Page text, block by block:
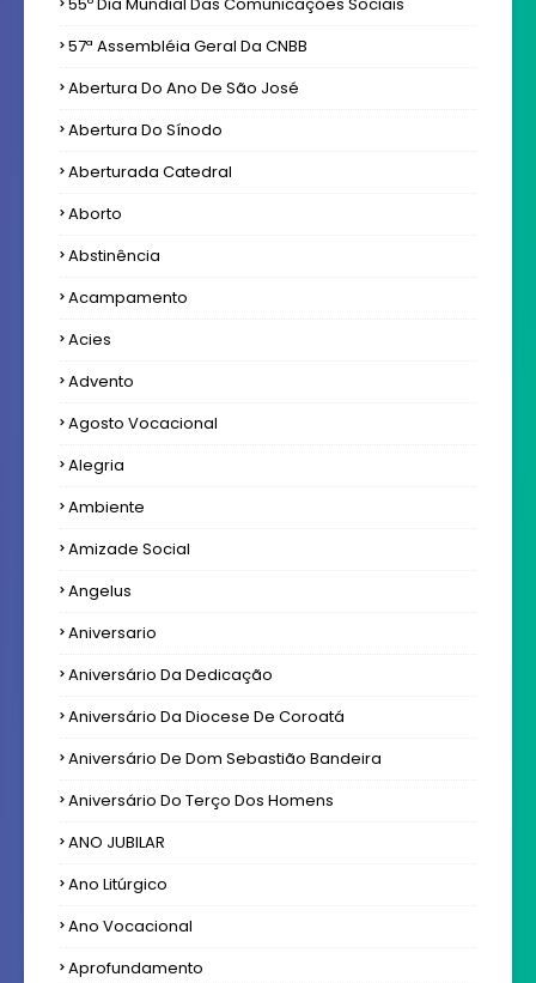
57ª Assembléia Geral Da CNBB
Abertura Do Ano De São José
Abertura Do Sínodo
Aberturada Catedral
Aborto
Abstinência
Acampamento
Acies
Advento
Agosto Vocacional
Alegria
Ambiente
Amizade Social
Angelus
Aniversario
Aniversário Da Dedicação
Aniversário Da Diocese De Coroatá
Aniversário De Dom Sebastião Bandeira
Aniversário Do Terço Dos Homens
ANO JUBILAR
Ano Litúrgico
Ano Vocacional
Aprofundamento